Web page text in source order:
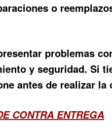
o
problemas
y seguridad. Si
antes de realizar la
CONTRA ENTREGA